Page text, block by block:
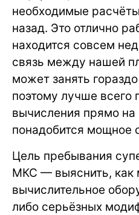
необходимые
назад. Это отлично
находится совсем
связь между нашей
может занять
поэтому лучше всего
вычисления прямо на
понадобится мощное
Цель пребывания
МКС — выяснить, как
вычислительное
либо серьёзных